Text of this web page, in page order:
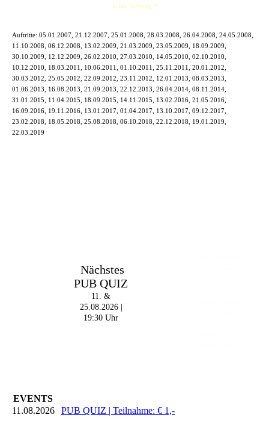
keine Haftung *
Auftritte: 05.01.2007, 21.12.2007, 25.01.2008, 28.03.2008, 26.04.2008, 24.05.2008,
11.10.2008, 06.12.2008, 13.02.2009, 21.03.2009, 23.05.2009, 18.09.2009,
30.10.2009, 12.12.2009, 26.02.2010, 27.03.2010, 14.05.2010, 02.10.2010,
10.12.2010, 18.03.2011, 10.06.2011, 01.10.2011, 25.11.2011, 20.01.2012,
30.03.2012, 25.05.2012, 22.09.2012, 23.11.2012, 12.01.2013, 08.03.2013,
01.06.2013, 16.08.2013, 21.09.2013, 22.12.2013, 26.04.2014, 08.11.2014,
31.01.2015, 11.04.2015, 18.09.2015, 14.11.2015, 13.02.2016, 21.05.2016,
16.09.2016, 19.11.2016, 13.01.2017, 01.04.2017, 13.10.2017, 09.12.2017,
23.02.2018, 18.05.2018, 25.08.2018, 06.10.2018, 22.12.2018, 19.01.2019,
22.03.2019
Nächstes
PUB QUIZ
11. &
25.08.2026 |
19:30 Uhr
EVENTS
11.08.2026
PUB QUIZ | Teilnahme: € 1,-